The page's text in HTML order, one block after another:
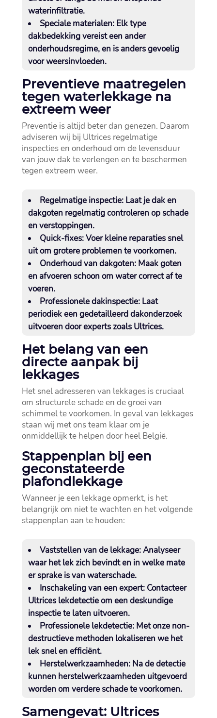
waterinfiltratie.​
Speciale materialen:Elk type
dakbedekking vereist een ander
onderhoudsregime, en is anders gevoelig
voor weersinvloeden.​
Preventieve maatregelen
tegen waterlekkage na
extreem weer
Preventie is altijd beter dan genezen.​ Daarom
adviseren wij bij Ultrices regelmatige
inspecties en onderhoud om de levensduur
van jouw dak te verlengen en te beschermen
tegen extreem weer.​
Regelmatige inspectie:Laat je dak en
dakgoten regelmatig controleren op schade
en verstoppingen.​
Quick-fixes:Voer kleine reparaties snel
uit om grotere problemen te voorkomen.​
Onderhoud van dakgoten:Maak goten
en afvoeren schoon om water correct af te
voeren.​
Professionele dakinspectie:Laat
periodiek een gedetailleerd dakonderzoek
uitvoeren door experts zoals Ultrices.​
Het belang van een
directe aanpak bij
lekkages
Het snel adresseren van lekkages is cruciaal
om structurele schade en de groei van
schimmel te voorkomen.​ In geval van lekkages
staan wij met ons team klaar om je
onmiddellijk te helpen door heel België.​
Stappenplan bij een
geconstateerde
plafondlekkage
Wanneer je een lekkage opmerkt, is het
belangrijk om niet te wachten en het volgende
stappenplan aan te houden:
Vaststellen van de lekkage:Analyseer
waar het lek zich bevindt en in welke mate
er sprake is van waterschade.​
Inschakeling van een expert:Contacteer
Ultrices lekdetectie om een deskundige
inspectie te laten uitvoeren.​
Professionele lekdetectie:Met onze non-
destructieve methoden lokaliseren we het
lek snel en efficiënt.​
Herstelwerkzaamheden:Na de detectie
kunnen herstelwerkzaamheden uitgevoerd
worden om verdere schade te voorkomen.​
Samengevat: Ultrices